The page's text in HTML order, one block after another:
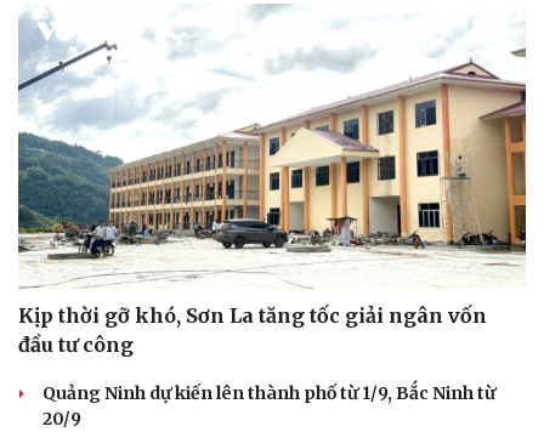
Văn hóa
Sân khấu - Điện ảnh
Âm nhạc
Di sản
Giải trí
Nghệ sĩ
Sao Việt
Kịp thời gỡ khó, Sơn La tăng tốc giải ngân vốn
đầu tư công
Quảng Ninh dự kiến lên thành phố từ 1/9, Bắc Ninh từ
20/9